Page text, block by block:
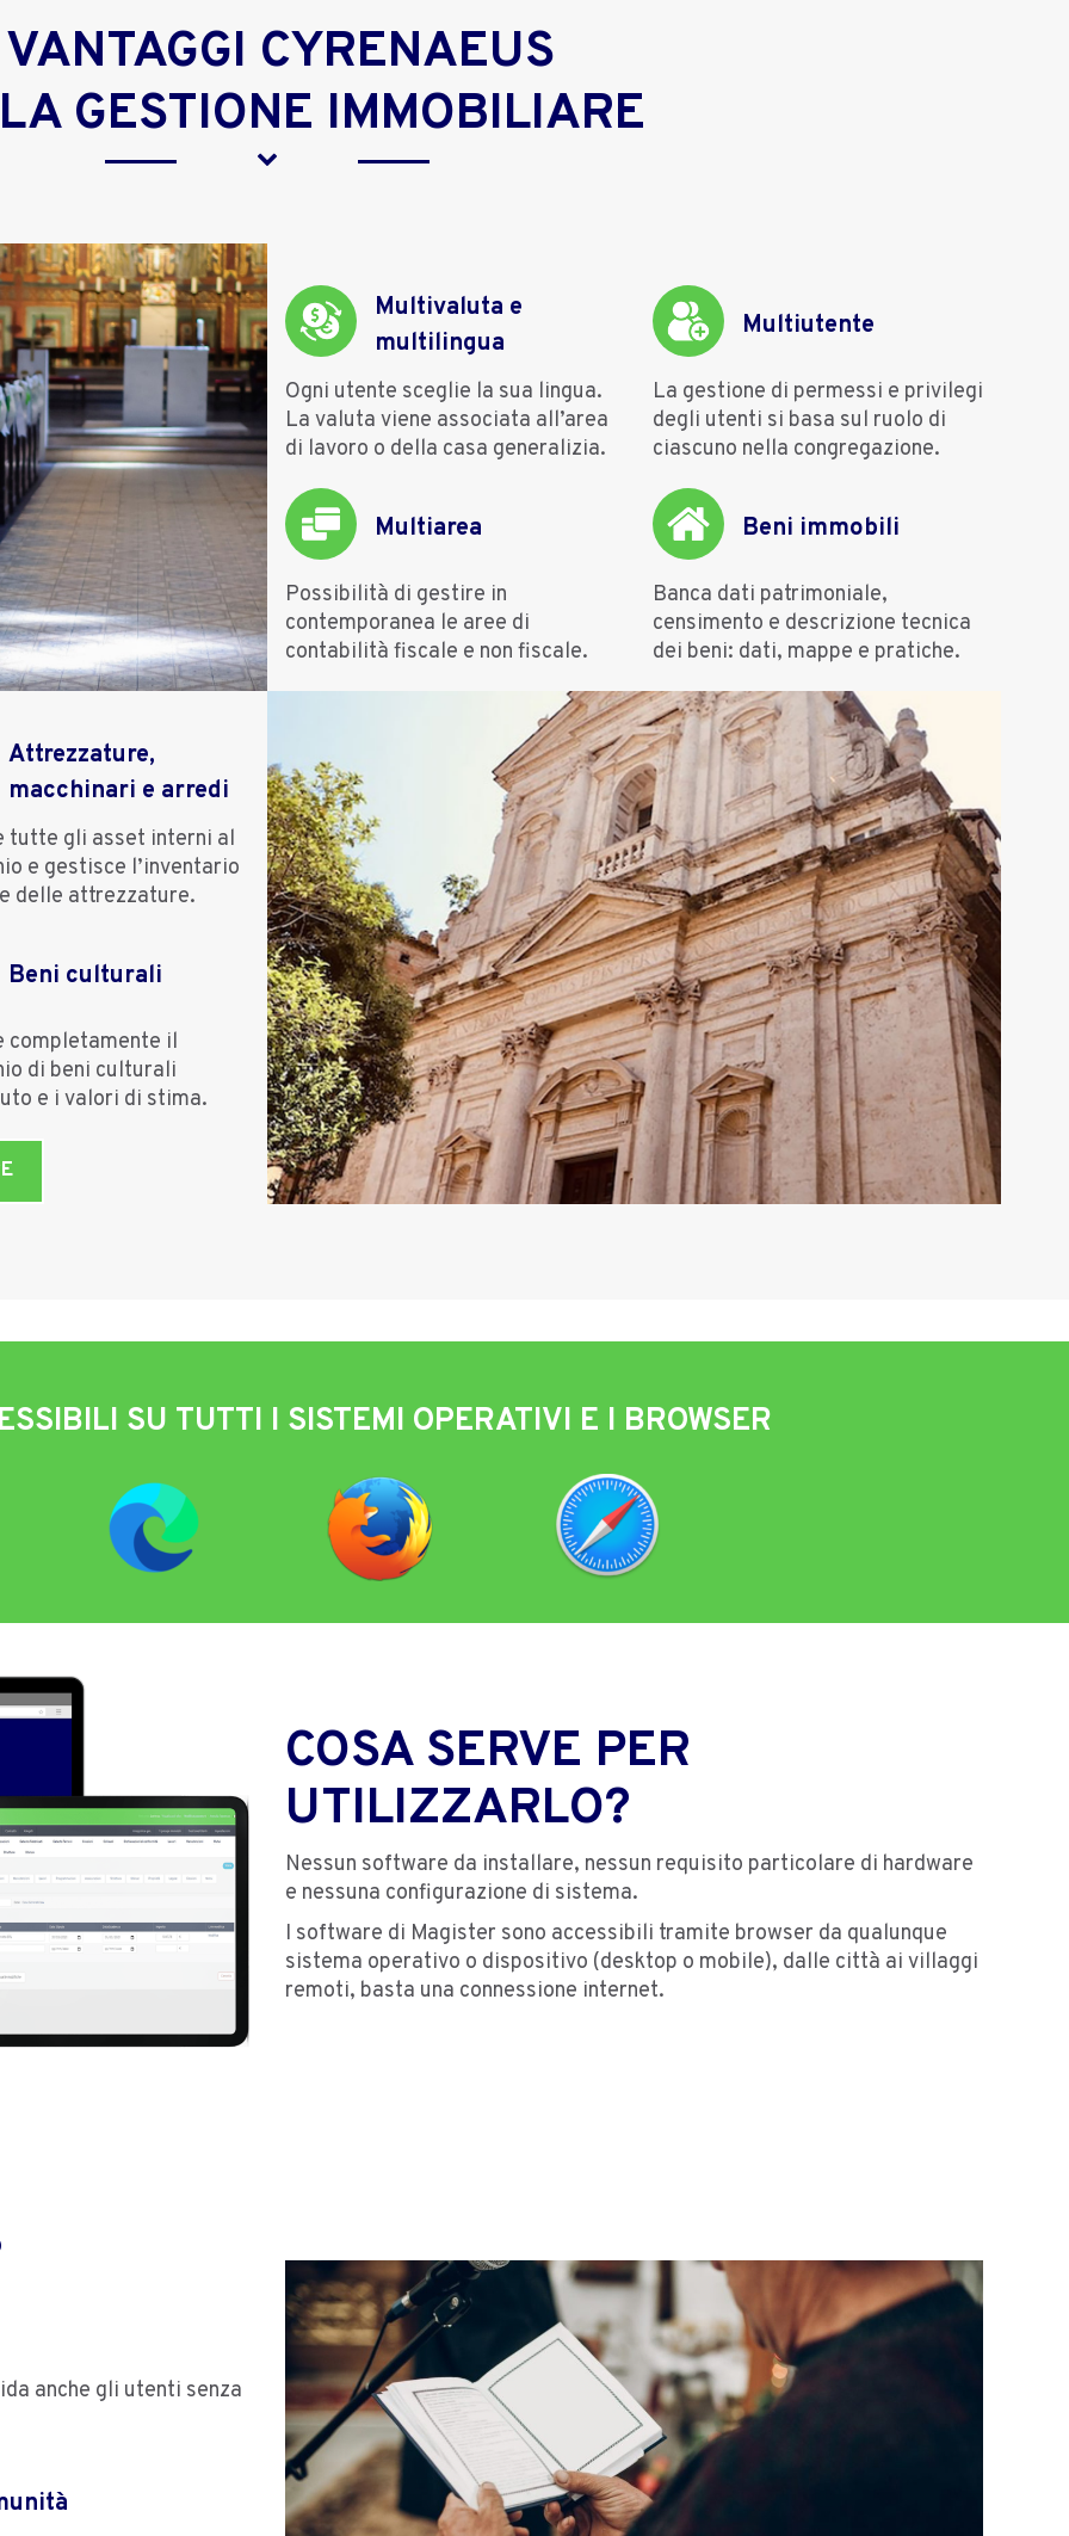
CYRENAEUS
GESTIONE IMMOBILIARE
Multivaluta e
multilingua
Ogni utente sceglie la sua lingua.
La valuta viene associata all’area
di lavoro o della casa generalizia.
Multiutente
La gestione di permessi e privilegi
degli utenti si basa sul ruolo di
ciascuno nella congregazione.
Multiarea
Possibilità di gestire in
contemporanea le aree di
contabilità fiscale e non fiscale.
Beni immobili
Banca dati patrimoniale,
censimento e descrizione tecnica
dei beni: dati, mappe e pratiche.
Attrezzature,
macchinari e arredi
tutte gli asset interni al
e gestisce l’inventario
delle attrezzature.
Beni culturali
completamente il
di beni culturali
e i valori di stima.
SU TUTTI I SISTEMI OPERATIVI E I BROWSER
COSA SERVE PER
UTILIZZARLO?
Nessun software da installare, nessun requisito particolare di hardware
e nessuna configurazione di sistema.
I software di Magister sono accessibili tramite browser da qualunque
sistema operativo o dispositivo (desktop o mobile), dalle città ai villaggi
remoti, basta una connessione internet.
anche gli utenti senza